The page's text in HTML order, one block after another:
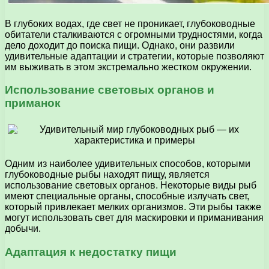
В глубоких водах, где свет не проникает, глубоководные
обитатели сталкиваются с огромными трудностями, когда
дело доходит до поиска пищи. Однако, они развили
удивительные адаптации и стратегии, которые позволяют
им выживать в этом экстремально жестком окружении.
Использование световых органов и
приманок
Одним из наиболее удивительных способов, которыми
глубоководные рыбы находят пищу, является
использование световых органов. Некоторые виды рыб
имеют специальные органы, способные излучать свет,
который привлекает мелких организмов. Эти рыбы также
могут использовать свет для маскировки и приманивания
добычи.
Адаптация к недостатку пищи